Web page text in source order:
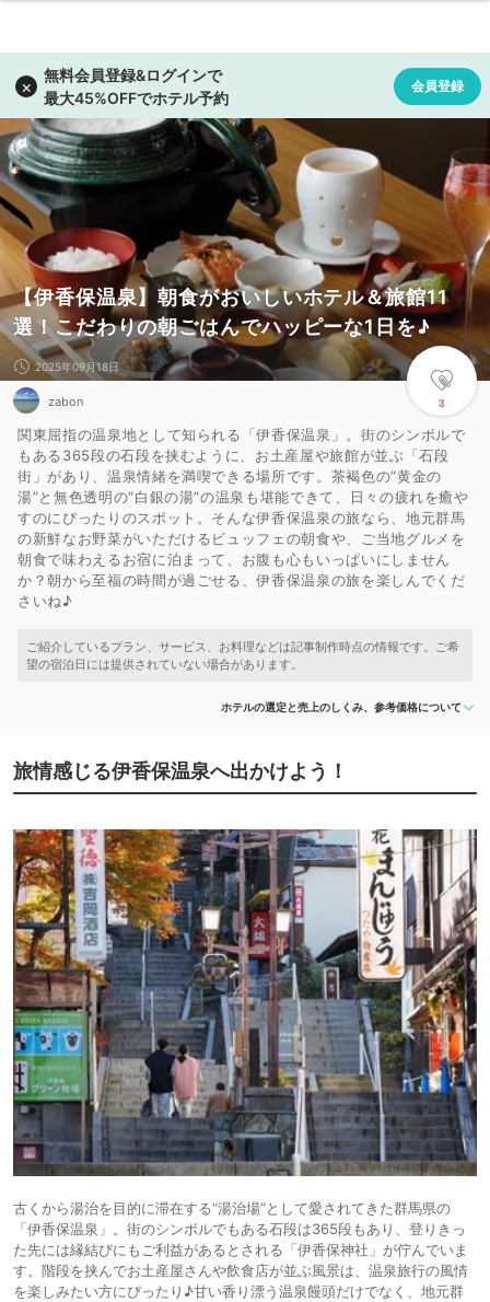
【伊香保温泉】朝食がおいしいホテル＆旅館11
選！こだわりの朝ごはんでハッピーな1日を♪
3
2025年09月18日
zabon
関東屈指の温泉地として知られる「伊香保温泉」。街のシンボルで
もある365段の石段を挟むように、お土産屋や旅館が並ぶ「石段
街」があり、温泉情緒を満喫できる場所です。茶褐色の“黄金の
湯”と無色透明の“白銀の湯”の温泉も堪能できて、日々の疲れを癒や
すのにぴったりのスポット。そんな伊香保温泉の旅なら、地元群馬
の新鮮なお野菜がいただけるビュッフェの朝食や、ご当地グルメを
朝食で味わえるお宿に泊まって、お腹も心もいっぱいにしません
か？朝から至福の時間が過ごせる、伊香保温泉の旅を楽しんでくだ
さいね♪
ホテルの選定と売上のしくみ、参考価格について
旅情感じる伊香保温泉へ出かけよう！
古くから湯治を目的に滞在する“湯治場”として愛されてきた群馬県の
「伊香保温泉」。街のシンボルでもある石段は365段もあり、登りきっ
た先には縁結びにもご利益があるとされる「伊香保神社」が佇んでいま
す。階段を挟んでお土産屋さんや飲食店が並ぶ風景は、温泉旅行の風情
を楽しみたい方にぴったり♪甘い香り漂う温泉饅頭だけでなく、地元群